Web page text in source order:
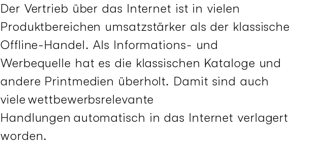
Der Vertrieb über das Internet ist in vielen
Produktbereichen umsatzstärker als der klassische
Offline-Handel. Als Informations- und
Werbequelle hat es die klassischen Kataloge und
andere Printmedien überholt. Damit sind auch
viele wettbewerbsrelevante
Handlungen automatisch in das Internet verlagert
worden.